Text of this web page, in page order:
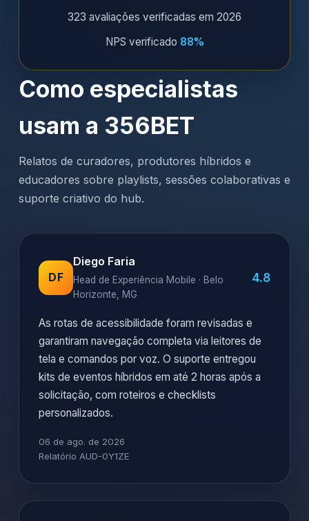
323 avaliações verificadas em 2026
NPS verificado 88%
Como especialistas
usam a 356BET
Relatos de curadores, produtores híbridos e
educadores sobre playlists, sessões colaborativas e
suporte criativo do hub.
DF
Diego Faria
Head de Experiência Mobile · Belo
Horizonte, MG
4.8
As rotas de acessibilidade foram revisadas e
garantiram navegação completa via leitores de
tela e comandos por voz. O suporte entregou
kits de eventos híbridos em até 2 horas após a
solicitação, com roteiros e checklists
personalizados.
06 de ago. de 2026
Relatório AUD-0Y1ZE